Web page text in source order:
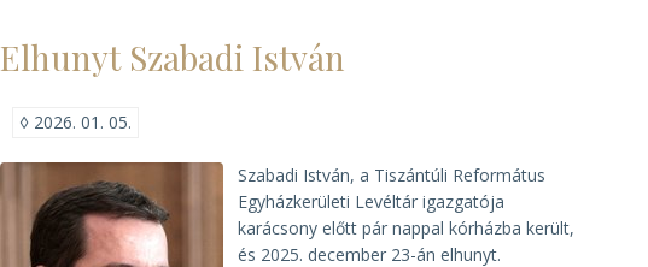
Elhunyt Szabadi István
◊ 2026. 01. 05.
Szabadi István, a Tiszántúli Református
Egyházkerületi Levéltár igazgatója
karácsony előtt pár nappal kórházba került,
és 2025. december 23-án elhunyt.